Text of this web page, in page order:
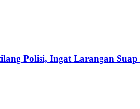
Polisi, Ingat Larangan Suap